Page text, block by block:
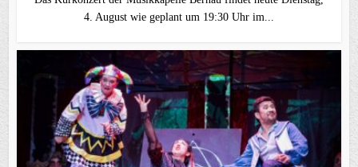
4. August wie geplant um 19:30 Uhr im...